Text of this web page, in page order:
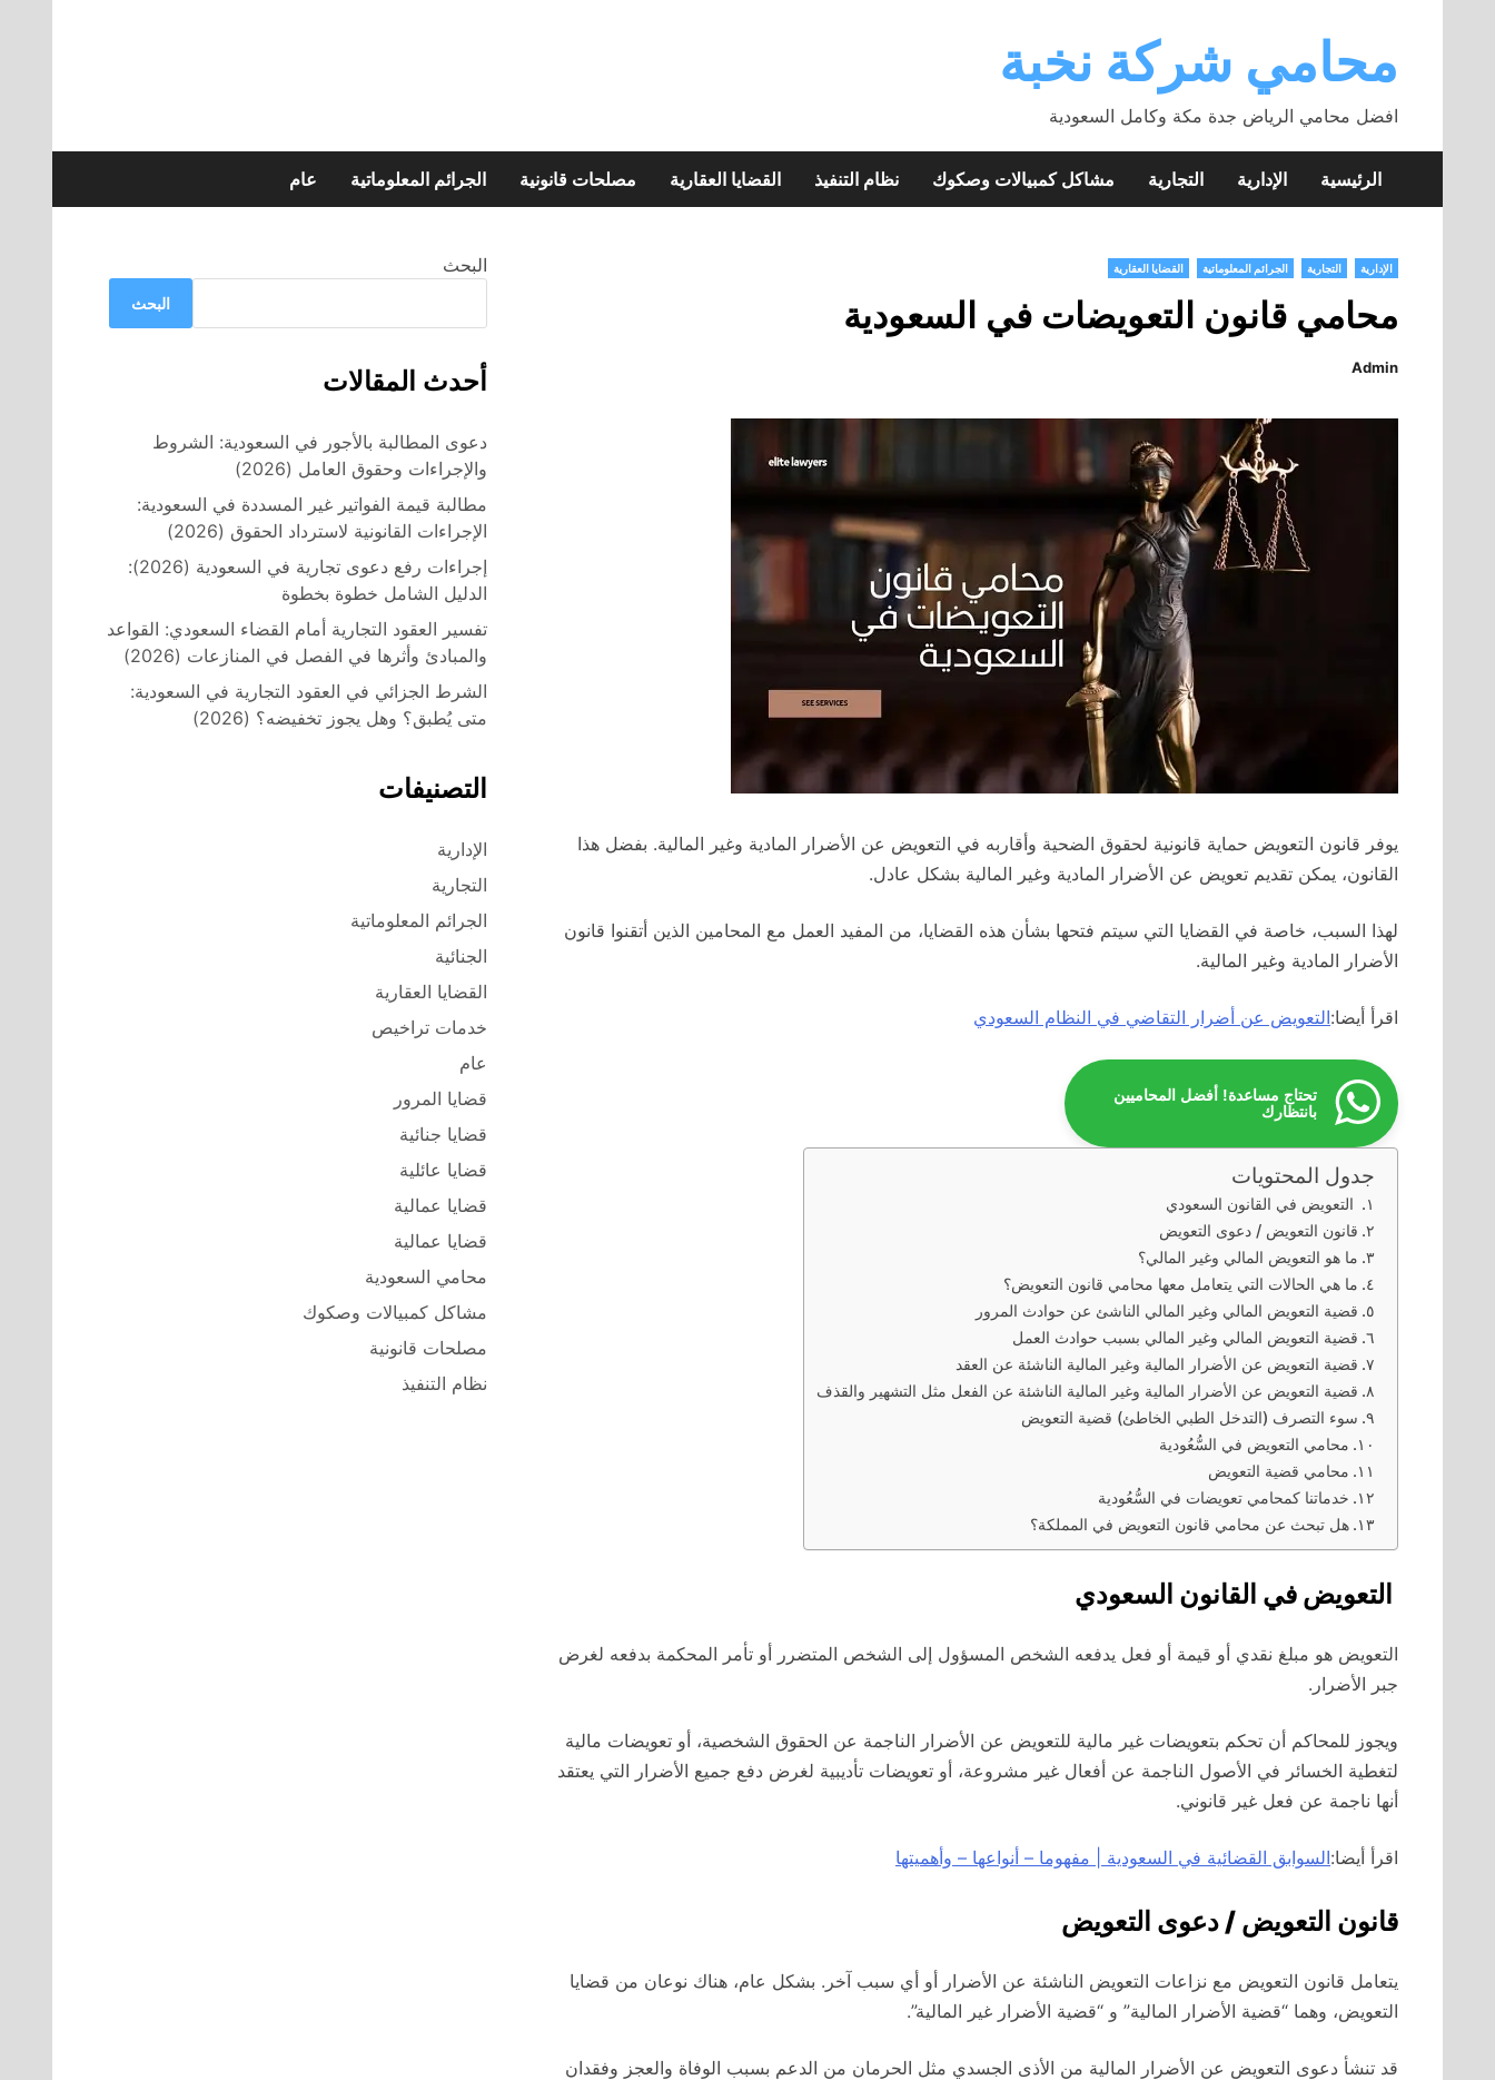
contentمحامي شركة نخبة
افضل محامي الرياض جدة مكة وكامل السعودية
الرئيسية الإدارية التجارية مشاكل كمبيالات وصكوك نظام التنفيذ القضايا العقارية مصلحات قانونية الجرائم المعلوماتية عام
الإدارية التجارية الجرائم المعلوماتية القضايا العقارية
محامي قانون التعويضات في السعودية
Admin
يوفر قانون التعويض حماية قانونية لحقوق الضحية وأقاربه في التعويض عن الأضرار المادية وغير المالية. بفضل هذا
القانون، يمكن تقديم تعويض عن الأضرار المادية وغير المالية بشكل عادل.
لهذا السبب، خاصة في القضايا التي سيتم فتحها بشأن هذه القضايا، من المفيد العمل مع المحامين الذين أتقنوا قانون
الأضرار المادية وغير المالية.
اقرأ أيضا:التعويض عن أضرار التقاضي في النظام السعودي
تحتاج مساعدة! أفضل المحاميين
بانتظارك
جدول المحتويات
التعويض في القانون السعودي
قانون التعويض / دعوى التعويض
ما هو التعويض المالي وغير المالي؟
ما هي الحالات التي يتعامل معها محامي قانون التعويض؟
قضية التعويض المالي وغير المالي الناشئ عن حوادث المرور
قضية التعويض المالي وغير المالي بسبب حوادث العمل
قضية التعويض عن الأضرار المالية وغير المالية الناشئة عن العقد
قضية التعويض عن الأضرار المالية وغير المالية الناشئة عن الفعل مثل التشهير والقذف
سوء التصرف (التدخل الطبي الخاطئ) قضية التعويض
محامي التعويض في السُّعُودية
محامي قضية التعويض
خدماتنا كمحامي تعويضات في السُّعُودية
هل تبحث عن محامي قانون التعويض في المملكة؟
التعويض في القانون السعودي
التعويض هو مبلغ نقدي أو قيمة أو فعل يدفعه الشخص المسؤول إلى الشخص المتضرر أو تأمر المحكمة بدفعه لغرض
جبر الأضرار.
ويجوز للمحاكم أن تحكم بتعويضات غير مالية للتعويض عن الأضرار الناجمة عن الحقوق الشخصية، أو تعويضات مالية
لتغطية الخسائر في الأصول الناجمة عن أفعال غير مشروعة، أو تعويضات تأديبية لغرض دفع جميع الأضرار التي يعتقد
أنها ناجمة عن فعل غير قانوني.
اقرأ أيضا:السوابق القضائية في السعودية | مفهوما – أنواعها – وأهميتها
قانون التعويض / دعوى التعويض
يتعامل قانون التعويض مع نزاعات التعويض الناشئة عن الأضرار أو أي سبب آخر. بشكل عام، هناك نوعان من قضايا
التعويض، وهما “قضية الأضرار المالية” و “قضية الأضرار غير المالية”.
قد تنشأ دعوى التعويض عن الأضرار المالية من الأذى الجسدي مثل الحرمان من الدعم بسبب الوفاة والعجز وفقدان
البحث
البحث
أحدث المقالات
دعوى المطالبة بالأجور في السعودية: الشروط
والإجراءات وحقوق العامل (2026)
مطالبة قيمة الفواتير غير المسددة في السعودية:
الإجراءات القانونية لاسترداد الحقوق (2026)
إجراءات رفع دعوى تجارية في السعودية (2026):
الدليل الشامل خطوة بخطوة
تفسير العقود التجارية أمام القضاء السعودي: القواعد
والمبادئ وأثرها في الفصل في المنازعات (2026)
الشرط الجزائي في العقود التجارية في السعودية:
متى يُطبق؟ وهل يجوز تخفيضه؟ (2026)
التصنيفات
الإدارية
التجارية
الجرائم المعلوماتية
الجنائية
القضايا العقارية
خدمات تراخيص
عام
قضايا المرور
قضايا جنائية
قضايا عائلية
قضايا عمالية
قضايا عمالية
محامي السعودية
مشاكل كمبيالات وصكوك
مصلحات قانونية
نظام التنفيذ